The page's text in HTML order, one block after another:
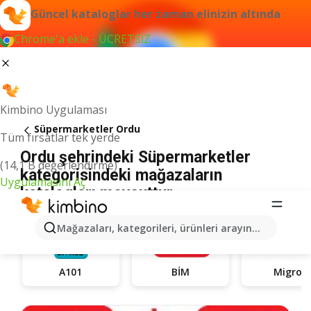
Güncel kataloglar her zaman elinizin altında
Chrome'a ekle - ÜCRETSİZ
Kimbino Uygulaması
Tüm fırsatlar tek yerde
(14,1 B değerlendirme)
Uygulamasını Aç
Mağazaları, kategorileri, ürünleri arayın...
Süpermarketler Ordu
Ordu şehrindeki Süpermarketler
kategorisindeki mağazaların
katalogları mevcuttur
A101 BİM Migros